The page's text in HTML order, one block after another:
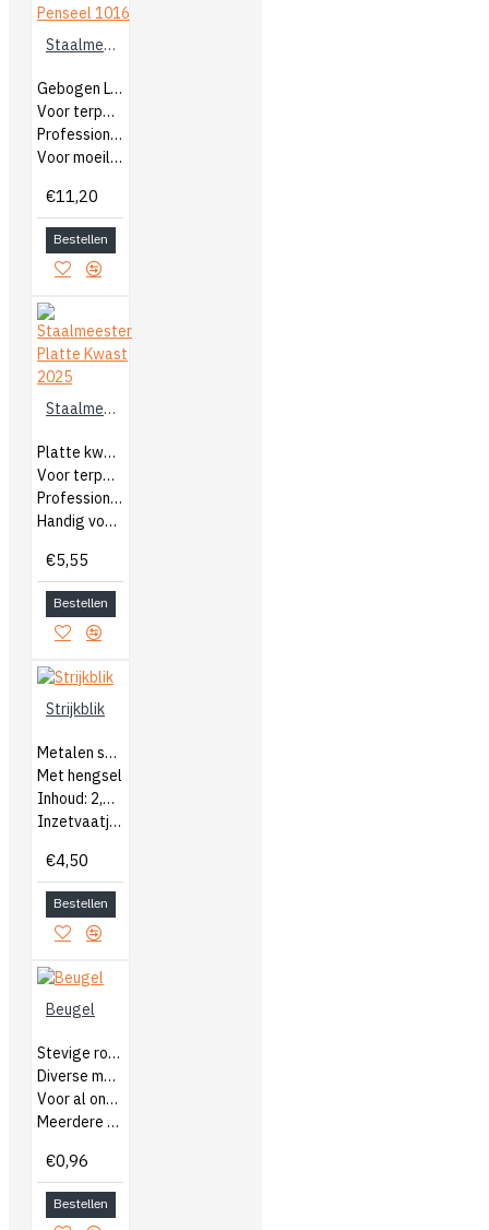
Staalmeester Gebogen Lyonse Penseel 1016
Gebogen Lyonse penseel
Voor terpentine verf
Professionele kwast
Voor moeilijk bereikbare plekken
€11,20
Bestellen
Staalmeester Platte Kwast 2025
Platte kwast
Voor terpentine verf
Professionele kwast
Handig voor grote oppervlakken
€5,55
Bestellen
Strijkblik
Metalen strijkblik
Met hengsel
Inhoud: 2,5 liter
Inzetvaatjes ook verkrijgbaar
€4,50
Bestellen
Beugel
Stevige rolbeugel
Diverse maten
Voor al onze verfrollers
Meerdere keren te gebruiken
€0,96
Bestellen